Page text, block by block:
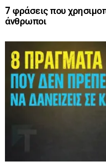
7 φράσεις που
άνθρωποι